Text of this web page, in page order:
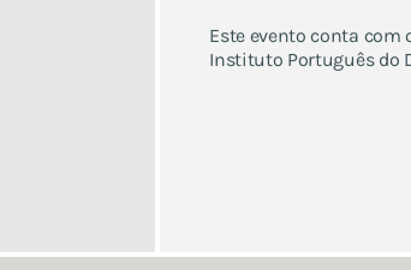
Este evento conta com
Instituto Português do